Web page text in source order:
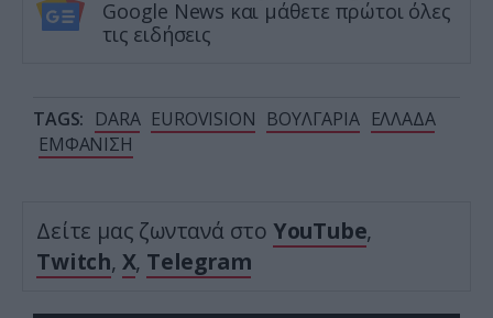
Google News και μάθετε πρώτοι όλες
τις ειδήσεις
TAGS: DARA EUROVISION ΒΟΥΛΓΑΡΙΑ ΕΛΛΑΔΑ
ΕΜΦΑΝΙΣΗ
Δείτε μας ζωντανά στο YouTube,
Twitch, X, Telegram